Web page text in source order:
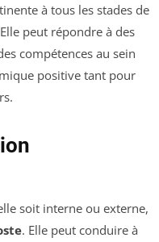
à tous les stades de
peut répondre à des
compétences au sein
positive tant pour
soit interne ou externe,
. Elle peut conduire à